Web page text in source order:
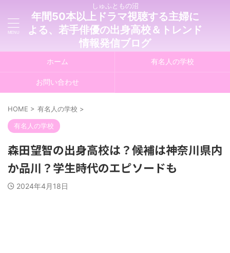
しゅふともの沼
年間50本以上ドラマ視聴する主婦に
よる、若手俳優の出身高校＆トレンド
情報発信ブログ
ホーム 有名人の学校
お問い合わせ
HOME > 有名人の学校 >
有名人の学校
森田望智の出身高校は？候補は神奈川県内
か品川？学生時代のエピソードも
2024年4月18日